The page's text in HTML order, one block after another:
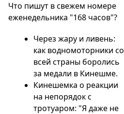
Что пишут в свежем номере
еженедельника "168 часов"?
Через жару и ливень:
как водномоторники со
всей страны боролись
за медали в Кинешме.
Кинешемка о реакции
на непорядок с
тротуаром: "Я даже не